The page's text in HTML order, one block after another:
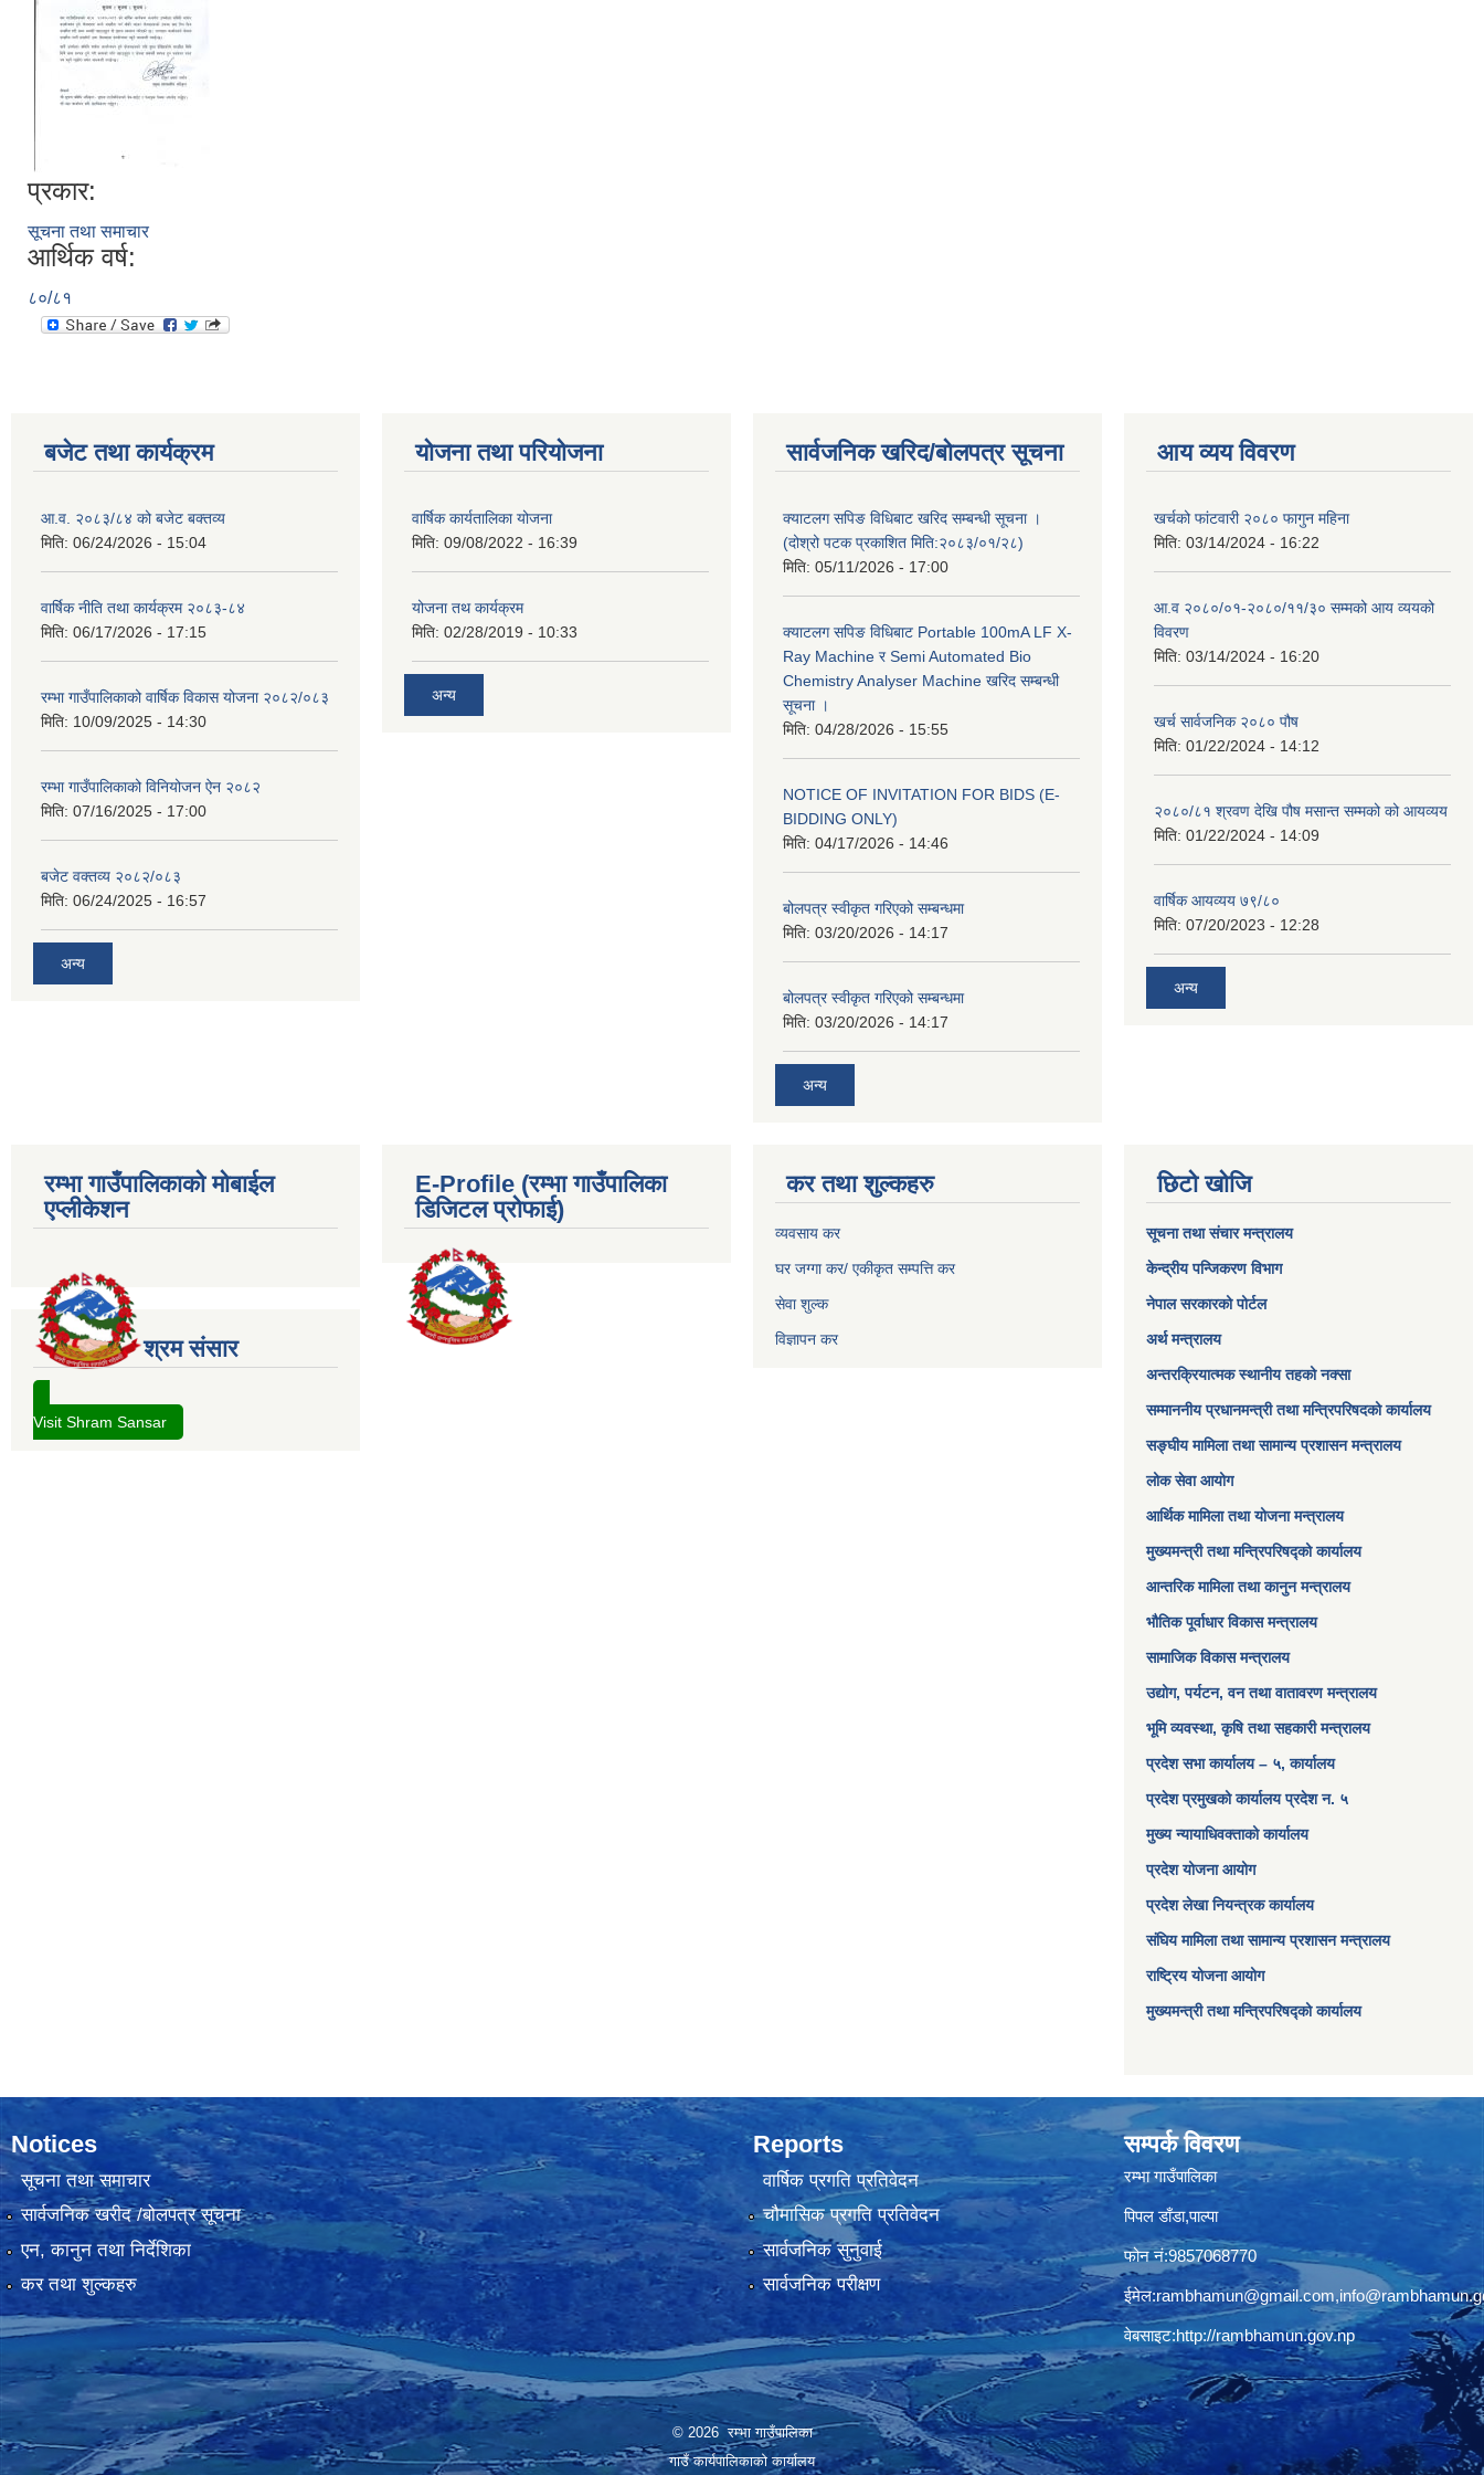
प्रकार:
सूचना तथा समाचार
आर्थिक वर्ष:
८०/८१
बजेट तथा कार्यक्रम
आ.व. २०८३/८४ को बजेट बक्तव्य
मिति: 06/24/2026 - 15:04
वार्षिक नीति तथा कार्यक्रम २०८३-८४
मिति: 06/17/2026 - 17:15
रम्भा गाउँपालिकाको वार्षिक विकास योजना २०८२/०८३
मिति: 10/09/2025 - 14:30
रम्भा गाउँपालिकाको विनियोजन ऐन २०८२
मिति: 07/16/2025 - 17:00
बजेट वक्तव्य २०८२/०८३
मिति: 06/24/2025 - 16:57
अन्य
योजना तथा परियोजना
वार्षिक कार्यतालिका योजना
मिति: 09/08/2022 - 16:39
योजना तथ कार्यक्रम
मिति: 02/28/2019 - 10:33
अन्य
सार्वजनिक खरिद/बोलपत्र सूचना
क्याटलग सपिङ विधिबाट खरिद सम्बन्धी सूचना ।
(दोश्रो पटक प्रकाशित मिति:२०८३/०१/२८)
मिति: 05/11/2026 - 17:00
क्याटलग सपिङ विधिबाट Portable 100mA LF X-
Ray Machine र Semi Automated Bio
Chemistry Analyser Machine खरिद सम्बन्धी
सूचना ।
मिति: 04/28/2026 - 15:55
NOTICE OF INVITATION FOR BIDS (E-
BIDDING ONLY)
मिति: 04/17/2026 - 14:46
बोलपत्र स्वीकृत गरिएको सम्बन्धमा
मिति: 03/20/2026 - 14:17
बोलपत्र स्वीकृत गरिएको सम्बन्धमा
मिति: 03/20/2026 - 14:17
अन्य
आय व्यय विवरण
खर्चको फांटवारी २०८० फागुन महिना
मिति: 03/14/2024 - 16:22
आ.व २०८०/०१-२०८०/११/३० सम्मको आय व्ययको
विवरण
मिति: 03/14/2024 - 16:20
खर्च सार्वजनिक २०८० पौष
मिति: 01/22/2024 - 14:12
२०८०/८१ श्रवण देखि पौष मसान्त सम्मको को आयव्यय
मिति: 01/22/2024 - 14:09
वार्षिक आयव्यय ७९/८०
मिति: 07/20/2023 - 12:28
अन्य
रम्भा गाउँपालिकाको मोबाईल
एप्लीकेशन
श्रम संसार
Visit Shram Sansar
E-Profile (रम्भा गाउँपालिका
डिजिटल प्रोफाई)
कर तथा शुल्कहरु
व्यवसाय कर
घर जग्गा कर/ एकीकृत सम्पत्ति कर
सेवा शुल्क
विज्ञापन कर
छिटो खोजि
सूचना तथा संचार मन्त्रालय
केन्द्रीय पन्जिकरण विभाग
नेपाल सरकारको पोर्टल
अर्थ मन्त्रालय
अन्तरक्रियात्मक स्थानीय तहको नक्सा
सम्माननीय प्रधानमन्त्री तथा मन्त्रिपरिषद‌को कार्यालय
सङ्‍घीय मामिला तथा सामान्य प्रशासन मन्त्रालय
लोक सेवा आयोग
आर्थिक मामिला तथा योजना मन्त्रालय​
मुख्यमन्त्री तथा मन्त्रिपरिषद्को कार्यालय
आन्तरिक मामिला तथा कानुन मन्त्रालय
भौतिक पूर्वाधार विकास मन्त्रालय
सामाजिक विकास मन्त्रालय
उद्योग, पर्यटन, वन तथा वातावरण मन्त्रालय
भूमि व्यवस्था, कृषि तथा सहकारी मन्त्रालय
प्रदेश सभा कार्यालय – ५, कार्यालय
प्रदेश प्रमुखको कार्यालय प्रदेश न. ५
मुख्य न्यायाधिवक्ताको कार्यालय
प्रदेश योजना आयोग
प्रदेश लेखा नियन्त्रक कार्यालय
संघिय मामिला तथा सामान्य प्रशासन मन्त्रालय
राष्ट्रिय योजना आयोग
मुख्यमन्त्री तथा मन्त्रिपरिषद्को कार्यालय
Notices
सूचना तथा समाचार
सार्वजनिक खरीद /बोलपत्र सूचना
एन, कानुन तथा निर्देशिका
कर तथा शुल्कहरु
Reports
वार्षिक प्रगति प्रतिवेदन
चौमासिक प्रगति प्रतिवेदन
सार्वजनिक सुनुवाई
सार्वजनिक परीक्षण
सम्पर्क विवरण
रम्भा गाउँपालिका
पिपल डाँडा,पाल्पा
फोन नं:9857068770
ईमेल:rambhamun@gmail.com,
वेबसाइट:http://rambhamun.gov.np
© 2026 रम्भा गाउँपालिका
गाउँ कार्यपालिकाको कार्यालय